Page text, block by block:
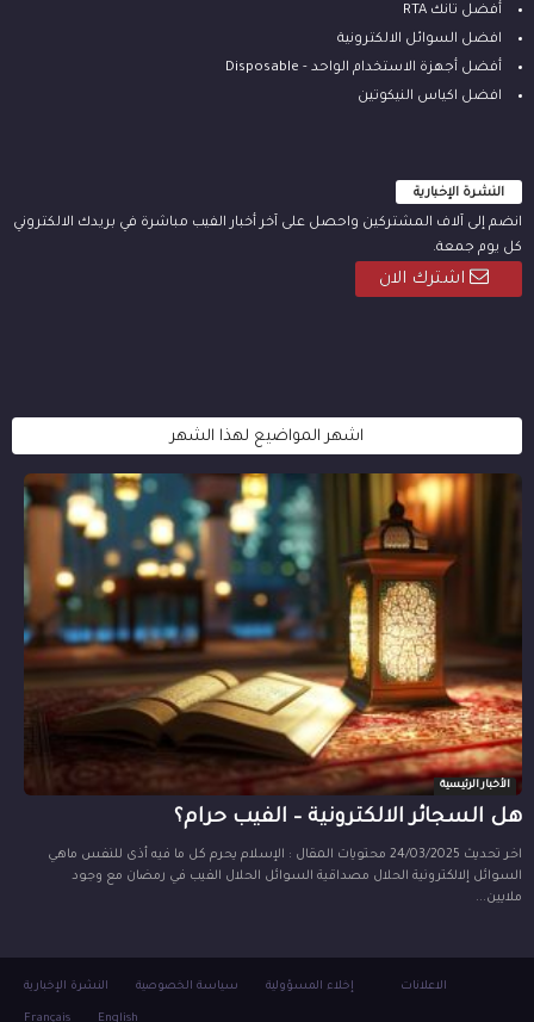
أفضل تانك RTA
افضل السوائل الالكترونية
أفضل أجهزة الاستخدام الواحد - Disposable
افضل اكياس النيكوتين
النشرة الإخبارية
انضم إلى آلاف المشتركين واحصل على آخر أخبار الفيب مباشرة في بريدك الالكتروني
كل يوم جمعة.
اشترك الان
اشهر المواضيع لهذا الشهر
الأخبار الرئيسية
هل السجائر الالكترونية – الفيب حرام؟
اخر تحديث 24/03/2025 محتويات المقال : الإسلام يحرم كل ما فيه أذى للنفس ماهي
السوائل إلالكترونية الحلال مصداقية السوائل الحلال الفيب في رمضان مع وجود
ملايين...
الاعلانات إخلاء المسؤولية سياسة الخصوصية النشرة الإخبارية